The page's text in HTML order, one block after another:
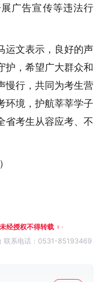
广告宣传等违法行
运文表示，良好的声
护，希望广大群众和
慢行，共同为考生营
环境，护航莘莘学子
省考生从容应考、不
经授权不得转载
联系电话：0531-85193469